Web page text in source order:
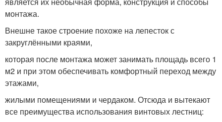
монтажа.
Внешне такое строение похоже на лепесток с
закруглёнными краями,
которая после монтажа может занимать площадь всего 1
м2 и при этом обеспечивать комфортный переход между
этажами,
жилыми помещениями и чердаком. Отсюда и вытекают
все преимущества использования винтовых лестниц: